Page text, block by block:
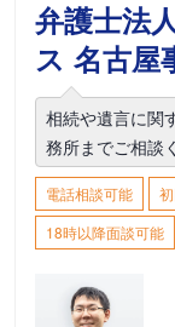
弁護士法
ス 名古屋
相続や遺言に関
務所までご相談
電話相談可能
18時以降面談可能